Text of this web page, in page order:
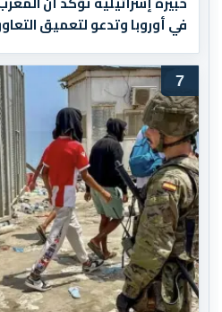
في أوروبا وتدعو لتعميق
7